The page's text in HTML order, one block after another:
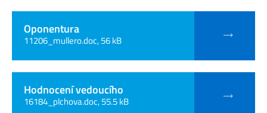
Oponentura
11206_mullero.doc, 56 kB
Hodnocení vedoucího
16184_plchova.doc, 55.5 kB